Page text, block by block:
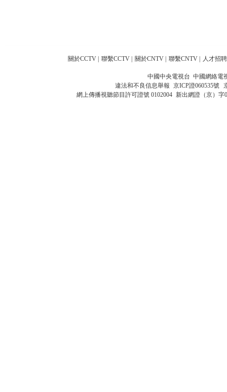
關於CCTV 聯繫CCTV 關於CNTV 聯繫CNTV 人才招聘
中國中央電視台 中國網絡電
違法和不良信息舉報 京ICP證060535號
網上傳播視聽節目許可證號 0102004 新出網證（京）